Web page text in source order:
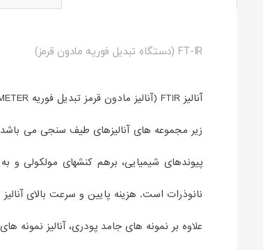
FT-IR (دستگاه تبدیل فوریه مادون قرمز)
پیوندهای شیمیایی، برهم کنشهای مولکولی